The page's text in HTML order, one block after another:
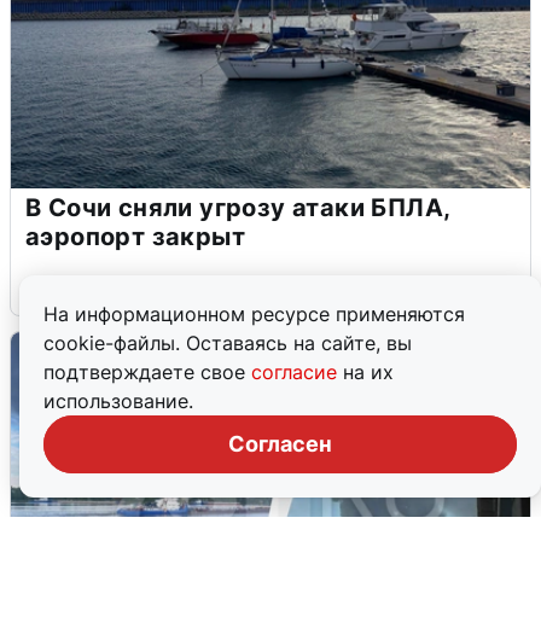
На информационном ресурсе применяются
cookie-файлы. Оставаясь на сайте, вы
подтверждаете свое согласие на их
использование.
Согласен
В Сочи сняли угрозу атаки БПЛА,
аэропорт закрыт